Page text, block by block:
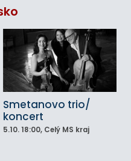
Smetanovo trio/
koncert
5.10. 18:00, Celý MS kraj